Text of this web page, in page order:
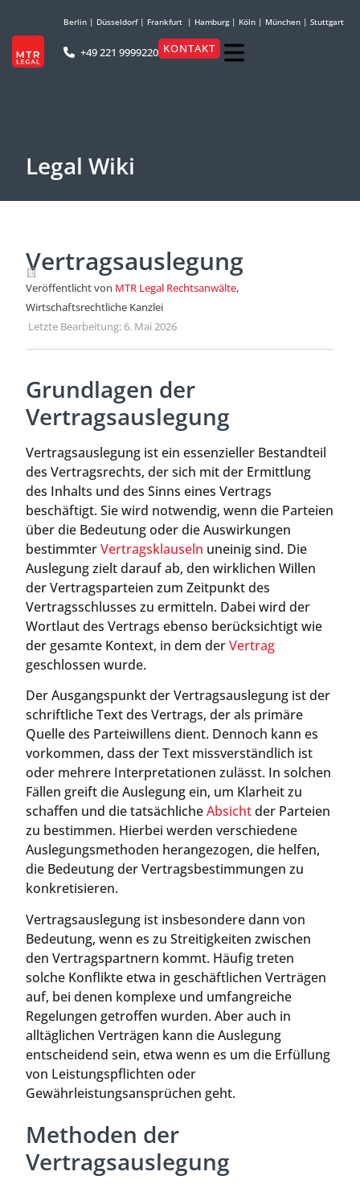
Berlin | Düsseldorf| Frankfurt | Hamburg| Köln | München | Stuttgart
+49 221 9999220 KONTAKT
Legal Wiki
Vertragsauslegung
Veröffentlicht von MTR Legal Rechtsanwälte,
Wirtschaftsrechtliche Kanzlei
·Letzte Bearbeitung: 6. Mai 2026
Grundlagen der
Vertragsauslegung
Vertragsauslegung ist ein essenzieller Bestandteil
des Vertragsrechts, der sich mit der Ermittlung
des Inhalts und des Sinns eines Vertrags
beschäftigt. Sie wird notwendig, wenn die Parteien
über die Bedeutung oder die Auswirkungen
bestimmterVertragsklauseln uneinig sind. Die
Auslegung zielt darauf ab, den wirklichen Willen
der Vertragsparteien zum Zeitpunkt des
Vertragsschlusses zu ermitteln. Dabei wird der
Wortlaut des Vertrags ebenso berücksichtigt wie
der gesamte Kontext, in dem derVertrag
geschlossen wurde.
Der Ausgangspunkt der Vertragsauslegung ist der
schriftliche Text des Vertrags, der als primäre
Quelle des Parteiwillens dient. Dennoch kann es
vorkommen, dass der Text missverständlich ist
oder mehrere Interpretationen zulässt. In solchen
Fällen greift die Auslegung ein, um Klarheit zu
schaffen und die tatsächlicheAbsichtder Parteien
zu bestimmen. Hierbei werden verschiedene
Auslegungsmethoden herangezogen, die helfen,
die Bedeutung der Vertragsbestimmungen zu
konkretisieren.
Vertragsauslegung ist insbesondere dann von
Bedeutung, wenn es zu Streitigkeiten zwischen
den Vertragspartnern kommt. Häufig treten
solche Konflikte etwa in geschäftlichen Verträgen
auf, bei denen komplexe und umfangreiche
Regelungen getroffen wurden. Aber auch in
alltäglichen Verträgen kann die Auslegung
entscheidend sein, etwa wenn es um die Erfüllung
von Leistungspflichten oder
Gewährleistungsansprüchen geht.
Methoden der
Vertragsauslegung